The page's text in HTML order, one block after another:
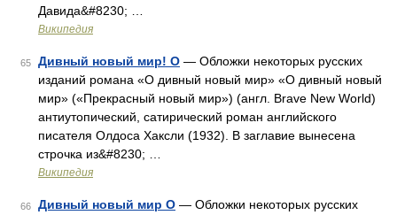
Давида&#8230; …
Википедия
65 Дивный новый мир! О — Обложки некоторых русских
изданий романа «О дивный новый мир» «О дивный новый
мир» («Прекрасный новый мир») (англ. Brave New World)
антиутопический, сатирический роман английского
писателя Олдоса Хаксли (1932). В заглавие вынесена
строчка из&#8230; …
Википедия
66 Дивный новый мир О — Обложки некоторых русских